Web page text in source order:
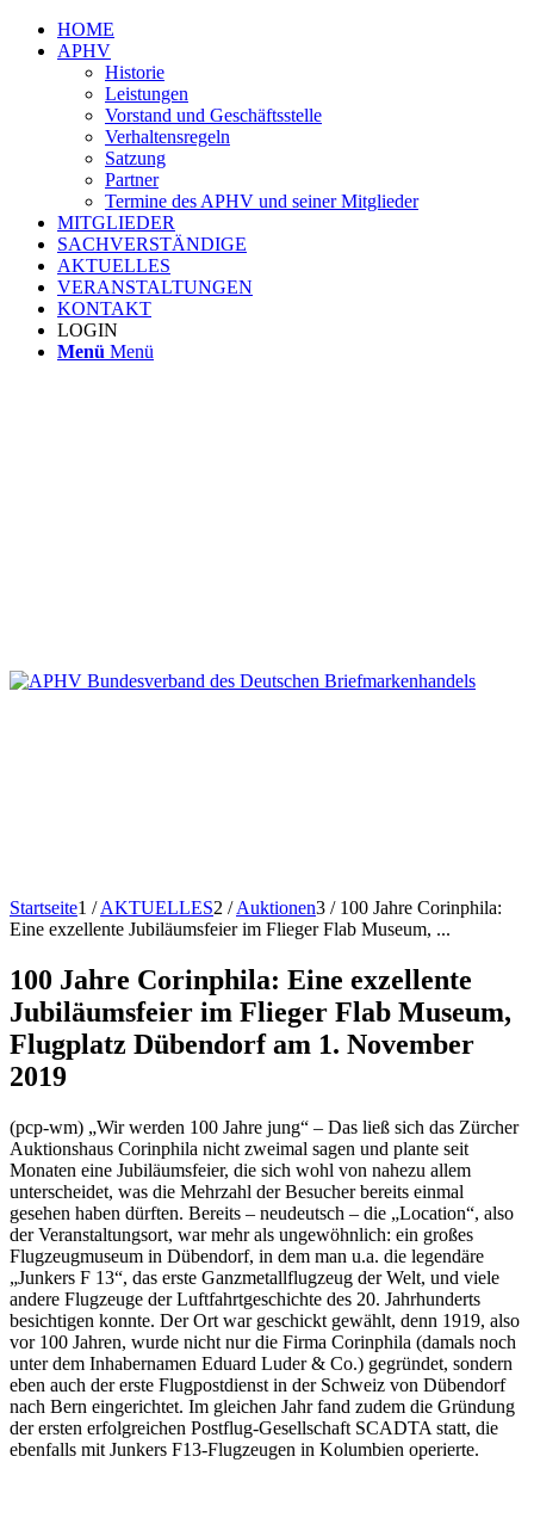
HOME
APHV
Historie
Leistungen
Vorstand und Geschäftsstelle
Verhaltensregeln
Satzung
Partner
Termine des APHV und seiner Mitglieder
MITGLIEDER
SACHVERSTÄNDIGE
AKTUELLES
VERANSTALTUNGEN
KONTAKT
LOGIN
Menü Menü
Startseite1 / AKTUELLES2 / Auktionen3 / 100 Jahre Corinphila:
Eine exzellente Jubiläumsfeier im Flieger Flab Museum, ...
100 Jahre Corinphila: Eine exzellente
Jubiläumsfeier im Flieger Flab Museum,
Flugplatz Dübendorf am 1. November
2019
(pcp-wm) „Wir werden 100 Jahre jung“ – Das ließ sich das Zürcher
Auktionshaus Corinphila nicht zweimal sagen und plante seit
Monaten eine Jubiläumsfeier, die sich wohl von nahezu allem
unterscheidet, was die Mehrzahl der Besucher bereits einmal
gesehen haben dürften. Bereits – neudeutsch – die „Location“, also
der Veranstaltungsort, war mehr als ungewöhnlich: ein großes
Flugzeugmuseum in Dübendorf, in dem man u.a. die legendäre
„Junkers F 13“, das erste Ganzmetallflugzeug der Welt, und viele
andere Flugzeuge der Luftfahrtgeschichte des 20. Jahrhunderts
besichtigen konnte. Der Ort war geschickt gewählt, denn 1919, also
vor 100 Jahren, wurde nicht nur die Firma Corinphila (damals noch
unter dem Inhabernamen Eduard Luder & Co.) gegründet, sondern
eben auch der erste Flugpostdienst in der Schweiz von Dübendorf
nach Bern eingerichtet. Im gleichen Jahr fand zudem die Gründung
der ersten erfolgreichen Postflug-Gesellschaft SCADTA statt, die
ebenfalls mit Junkers F13-Flugzeugen in Kolumbien operierte.